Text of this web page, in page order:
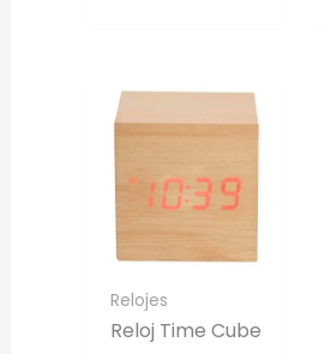
Relojes
Reloj Time Cube